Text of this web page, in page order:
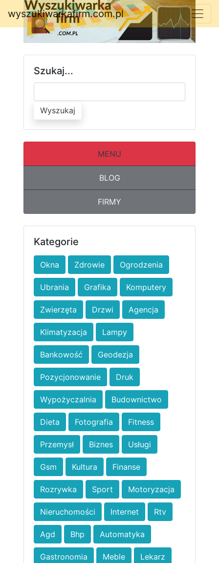
wyszukiwarkafirm.com.pl
Szukaj...
Wyszukaj
MENU
BLOG
FIRMY
Kategorie
Okna Zdrowie Ogrodzenia
Ubrania Grafika Komputery
Zwierzęta Drzwi Agencja
Klimatyzacja Lampy
Bankowość Geodezja
Pozycjonowanie Druk
Wypożyczalnia Budownictwo
Dieta Fotografia Fitness
Przemysł Biznes Usługi
Gsm Kultura Finanse
Rozrywka Sport Motoryzacja
Nieruchomości Internet Rtv
Agd Bhp Automatyka
Gastronomia Meble Lekarz